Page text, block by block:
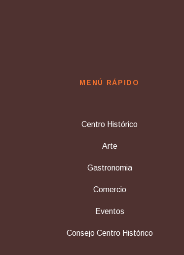
MENÚ RÁPIDO
Centro Histórico
Arte
Gastronomia
Comercio
Eventos
Consejo Centro Histórico